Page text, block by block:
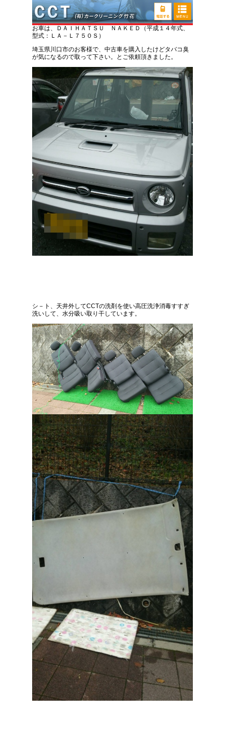
ダイハツ ネイキッド たばこ臭い取り車内クリ
ーニング
お車は、ＤＡＩＨＡＴＳＵ ＮＡＫＥＤ（平成１４年式、
型式：ＬＡ－Ｌ７５０Ｓ）
埼玉県川口市のお客様で、中古車を購入したけどタバコ臭
が気になるので取って下さい。とご依頼頂きました。
シ－ト、天井外してCCTの洗剤を使い高圧洗浄消毒すすぎ
洗いして、水分吸い取り干しています。